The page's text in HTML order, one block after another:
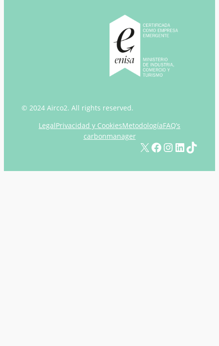
© 2024 Airco2. All rights reserved.
LegalPrivacidad y CookiesMetodologíaFAQ’s
carbonmanager
X Facebook InstagramLinkedIn TikTok